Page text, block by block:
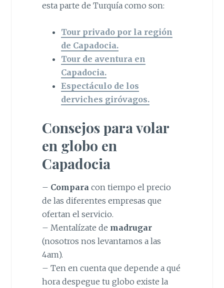
esta parte de Turquía como son:
Tour privado por la región
de Capadocia.
Tour de aventura en
Capadocia.
Espectáculo de los
derviches giróvagos.
Consejos para volar
en globo en
Capadocia
– Compara con tiempo el precio
de las diferentes empresas que
ofertan el servicio.
– Mentalízate de madrugar
(nosotros nos levantamos a las
4am).
– Ten en cuenta que depende a qué
hora despegue tu globo existe la